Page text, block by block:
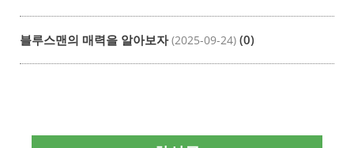
블루스맨의 매력을 알아보자 (2025-09-24) (0)